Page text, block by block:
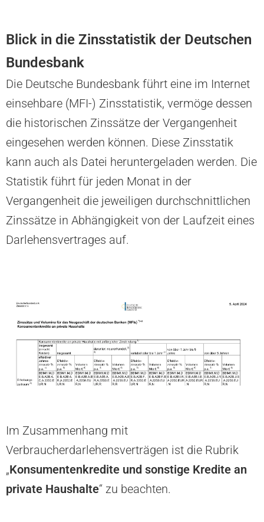
Blick in die Zinsstatistik der Deutschen
Bundesbank
Die Deutsche Bundesbank führt eine im Internet
einsehbare (MFI-) Zinsstatistik, vermöge dessen
die historischen Zinssätze der Vergangenheit
eingesehen werden können. Diese Zinsstatik
kann auch als Datei heruntergeladen werden. Die
Statistik führt für jeden Monat in der
Vergangenheit die jeweiligen durchschnittlichen
Zinssätze in Abhängigkeit von der Laufzeit eines
Darlehensvertrages auf.
Im Zusammenhang mit
Verbraucherdarlehensverträgen ist die Rubrik
„Konsumentenkredite und sonstige Kredite an
private Haushalte“ zu beachten.